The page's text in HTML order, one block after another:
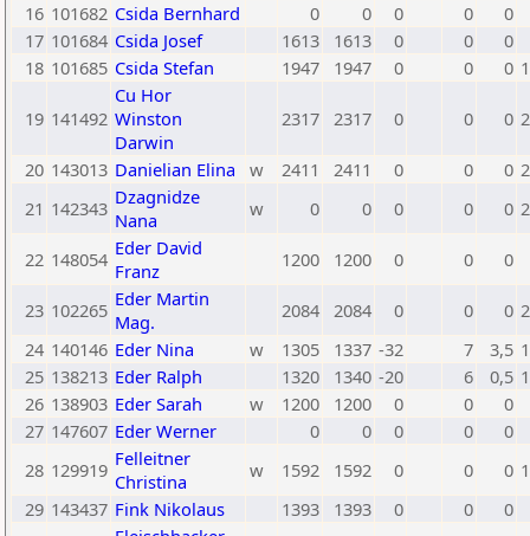
16 101682 Csida Bernhard 0 0 0 0
0
17 101684 Csida Josef 1613 1613 0 0
0
18 101685 Csida Stefan 1947 1947 0 0 0
19 141492
Cu Hor
Winston
Darwin
2317 2317 0 0 0
20 143013 Danielian Elina w 2411 2411 0 0 0
21 142343 Dzagnidze
Nana
w 0 0 0 0 0
22 148054 Eder David
Franz
1200 1200 0 0 0
23 102265 Eder Martin
Mag.
2084 2084 0 0 0
24 140146 Eder Nina w 1305 1337 -32 7 3,5
25 138213 Eder Ralph 1320 1340 -20 6 0,5
26 138903 Eder Sarah w 1200 1200 0 0
0
27 147607 Eder Werner 0 0 0 0
0
28 129919 Felleitner
Christina
w 1592 1592 0 0 0
29 143437 Fink Nikolaus 1393 1393 0 0
0